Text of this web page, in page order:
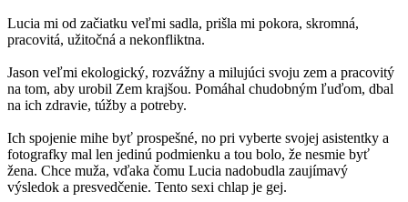
Lucia mi od začiatku veľmi sadla, prišla mi pokora, skromná,
pracovitá, užitočná a nekonfliktna.
Jason veľmi ekologický, rozvážny a milujúci svoju zem a pracovitý
na tom, aby urobil Zem krajšou. Pomáhal chudobným ľuďom, dbal
na ich zdravie, túžby a potreby.
Ich spojenie mihe byť prospešné, no pri vyberte svojej asistentky a
fotografky mal len jedinú podmienku a tou bolo, že nesmie byť
žena. Chce muža, vďaka čomu Lucia nadobudla zaujímavý
výsledok a presvedčenie. Tento sexi chlap je gej.